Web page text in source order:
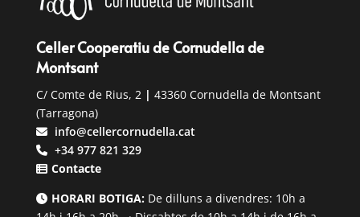
Celler Cooperatiu de Cornudella de
Montsant
C/ Comte de Rius, 2 | 43360 Cornudella de Montsant
(Tarragona)
info@cellercornudella.cat
+34 977 821 329
Contacte
HORARI BOTIGA:De dilluns a divendres: 10h a